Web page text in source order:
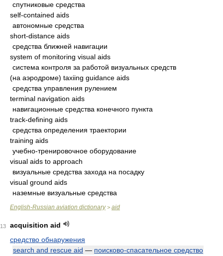
спутниковые средства
self-contained aids
автономные средства
short-distance aids
средства ближней навигации
system of monitoring visual aids
система контроля за работой визуальных средств
(на аэродроме) taxiing guidance aids
средства управления рулением
terminal navigation aids
навигационные средства конечного пункта
track-defining aids
средства определения траектории
training aids
учебно-тренировочное оборудование
visual aids to approach
визуальные средства захода на посадку
visual ground aids
наземные визуальные средства
English-Russian aviation dictionary> aid
13
acquisition aid
средство обнаружения
search and rescue aid — поисково-спасательное средство